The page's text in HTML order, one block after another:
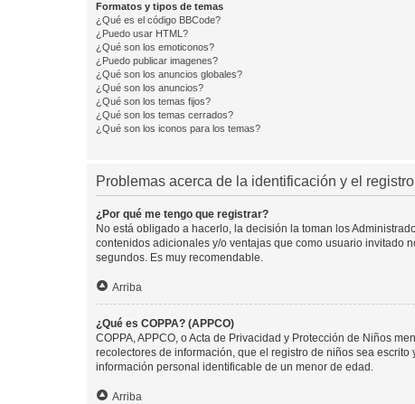
Formatos y tipos de temas
¿Qué es el código BBCode?
¿Puedo usar HTML?
¿Qué son los emoticonos?
¿Puedo publicar imagenes?
¿Qué son los anuncios globales?
¿Qué son los anuncios?
¿Qué son los temas fijos?
¿Qué son los temas cerrados?
¿Qué son los iconos para los temas?
Problemas acerca de la identificación y el registro
¿Por qué me tengo que registrar?
No está obligado a hacerlo, la decisión la toman los
contenidos adicionales y/o ventajas que como usuario invitado
segundos. Es muy recomendable.
Arriba
¿Qué es COPPA? (APPCO)
COPPA, APPCO, o Acta de Privacidad y Protección de Niños
recolectores de información, que el registro de niños sea
información personal identificable de un menor de edad.
Arriba